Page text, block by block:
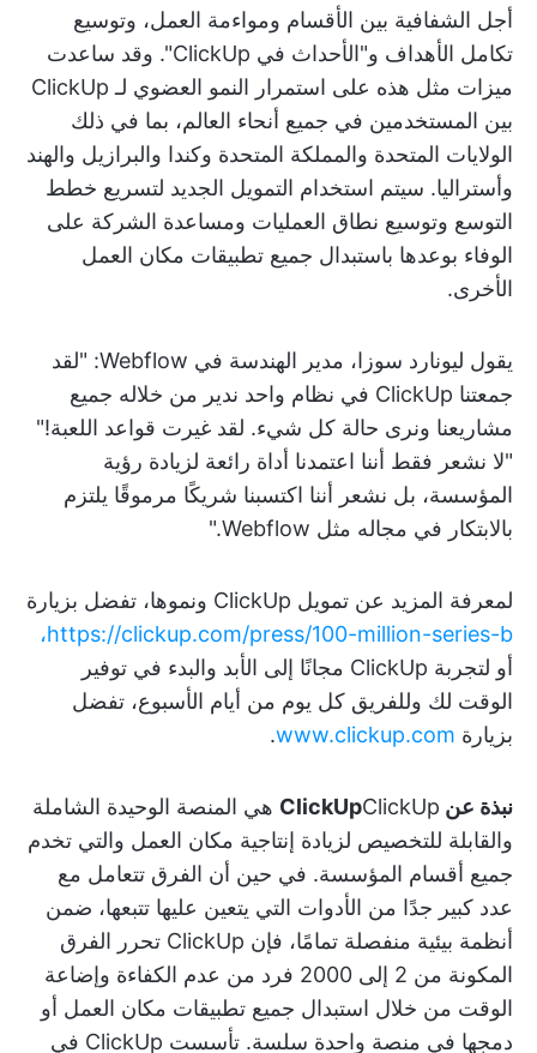
أجل الشفافية بين الأقسام ومواءمة العمل، وتوسيع
تكامل الأهداف و"الأحداث في ClickUp". وقد ساعدت
ميزات مثل هذه على استمرار النمو العضوي لـ ClickUp
بين المستخدمين في جميع أنحاء العالم، بما في ذلك
الولايات المتحدة والمملكة المتحدة وكندا والبرازيل والهند
وأستراليا. سيتم استخدام التمويل الجديد لتسريع خطط
التوسع وتوسيع نطاق العمليات ومساعدة الشركة على
الوفاء بوعدها باستبدال جميع تطبيقات مكان العمل
الأخرى.
يقول ليونارد سوزا، مدير الهندسة في Webflow: "لقد
جمعتنا ClickUp في نظام واحد ندير من خلاله جميع
مشاريعنا ونرى حالة كل شيء. لقد غيرت قواعد اللعبة!"
"لا نشعر فقط أننا اعتمدنا أداة رائعة لزيادة رؤية
المؤسسة، بل نشعر أننا اكتسبنا شريكًا مرموقًا يلتزم
بالابتكار في مجاله مثل Webflow."
لمعرفة المزيد عن تمويل ClickUp ونموها، تفضل بزيارة
https://clickup.com/press/100-million-series-b،
أو لتجربة ClickUp مجانًا إلى الأبد والبدء في توفير
الوقت لك وللفريق كل يوم من أيام الأسبوع، تفضل
بزيارة www.clickup.com
.
نبذة عن ClickUp
ClickUp هي المنصة الوحيدة الشاملة
والقابلة للتخصيص لزيادة إنتاجية مكان العمل والتي تخدم
جميع أقسام المؤسسة. في حين أن الفرق تتعامل مع
عدد كبير جدًا من الأدوات التي يتعين عليها تتبعها، ضمن
أنظمة بيئية منفصلة تمامًا، فإن ClickUp تحرر الفرق
المكونة من 2 إلى 2000 فرد من عدم الكفاءة وإضاعة
الوقت من خلال استبدال جميع تطبيقات مكان العمل أو
دمجها في منصة واحدة سلسة. تأسست ClickUp في